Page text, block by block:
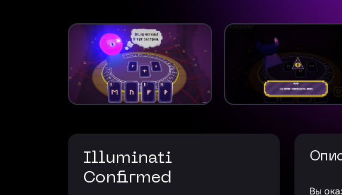
Illuminati
Confirmed
Вы